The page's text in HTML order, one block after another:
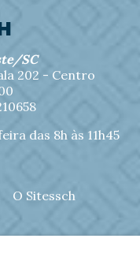
SC
202 - Centro
das 8h às 11h45
O Sitessch